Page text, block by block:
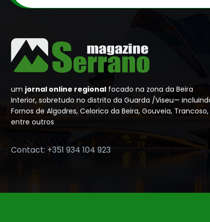
um jornal online regional focado na zona da Beira
Interior, sobretudo no distrito da Guarda /Viseu—
Fornos de Algodres, Celorico da Beira, Gouveia, Trancoso,
entre outros
Contact: +351 934 104 923